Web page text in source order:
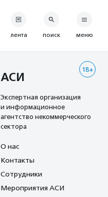
лента поиск меню
18+
АСИ
Экспертная организация
и информационное
агентство некоммерческого
сектора
О нас
Контакты
Сотрудники
Мероприятия АСИ